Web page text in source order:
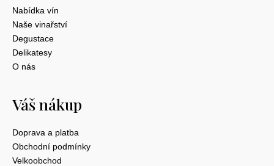
Nabídka vín
Naše vinařství
Degustace
Delikatesy
O nás
Váš nákup
Doprava a platba
Obchodní podmínky
Velkoobchod